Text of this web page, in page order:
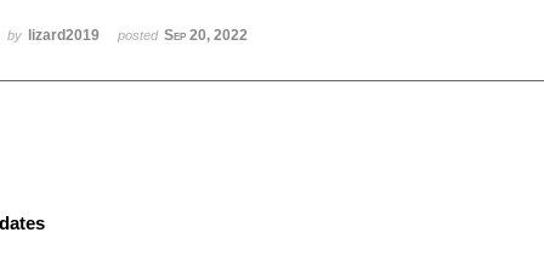
by lizard2019 posted Sep 20, 2022